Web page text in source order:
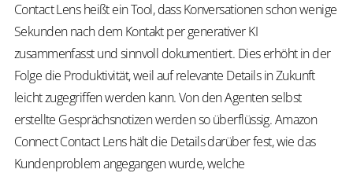
Contact Lens heißt ein Tool, dass Konversationen schon wenige
Sekunden nach dem Kontakt per generativer KI
zusammenfasst und sinnvoll dokumentiert. Dies erhöht in der
Folge die Produktivität, weil auf relevante Details in Zukunft
leicht zugegriffen werden kann. Von den Agenten selbst
erstellte Gesprächsnotizen werden so überflüssig. Amazon
Connect Contact Lens hält die Details darüber fest, wie das
Kundenproblem angegangen wurde, welche